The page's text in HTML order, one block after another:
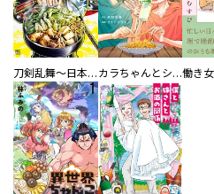
刀剣乱舞～日本号つれづれ酒～ カラちゃんとシトーさんと、 【分冊版】